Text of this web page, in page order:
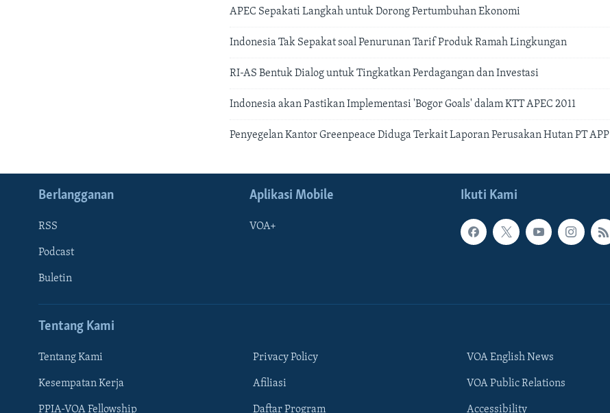
APEC Sepakati Langkah untuk Dorong Pertumbuhan Ekonomi
Indonesia Tak Sepakat soal Penurunan Tarif Produk Ramah Lingkungan
RI-AS Bentuk Dialog untuk Tingkatkan Perdagangan dan Investasi
Indonesia akan Pastikan Implementasi 'Bogor Goals' dalam KTT APEC 2011
Penyegelan Kantor Greenpeace Diduga Terkait Laporan Perusakan Hutan PT APP
Ikuti Kami
Berlangganan
RSS
Podcast
Buletin
Aplikasi Mobile
VOA+
Tentang Kami
Tentang Kami
Kesempatan Kerja
PPIA-VOA Fellowship
Privacy Policy
Afiliasi
Daftar Program
VOA English News
VOA Public Relations
Accessibility